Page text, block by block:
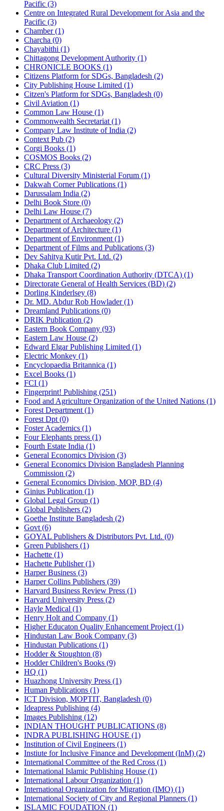
Pacific (3)
Centre on Integrated Rural Development for Asia and the
Pacific (3)
Chamber (1)
Charcha (0)
Chayabithi (1)
Chittagong Development Authority (1)
CHRONICLE BOOKS (1)
Citizens Platform for SDGs, Bangladesh (2)
City Publishing House Limited (1)
Citzen's Platform for SDGs, Bangladesh (0)
Civil Aviation (1)
Common Law House (1)
Commonwealth Secretariat (1)
Company Law Institute of India (2)
Context Pub (2)
Corgi Books (1)
COSMOS Books (2)
CRC Press (3)
Cultural Diversity Ministerial Forum (1)
Dakwah Corner Publications (1)
Darussalam India (2)
Delhi Book Store (0)
Delhi Law House (7)
Department of Archaeology (2)
Department of Architecture (1)
Department of Environment (1)
Department of Films and Publications (3)
Dev Sahitya Kutir Pvt. Ltd. (2)
Dhaka Club Limited (2)
Dhaka Transport Coordination Authority (DTCA) (1)
Directorate General of Health Services (BD) (2)
Dorling Kinderlsey (8)
Dr. MD. Abdur Rob Howlader (1)
Dreamland Publications (0)
DRIK Publication (2)
Eastern Book Company (93)
Eastern Law House (2)
Edward Elgar Publishing Limited (1)
Electric Monkey (1)
Encyclopaedia Britannica (1)
Excel Books (1)
FCI (1)
Fingerprint! Publishing (251)
Food and Agriculture Organization of the United Nations (1)
Forest Department (1)
Forest Dpt (0)
Foster Academics (1)
Four Elephants press (1)
Fourth Estate India (1)
General Economics Division (3)
General Economics Division Bangladesh Planning
Commission (2)
General Economics Division, MOP, BD (4)
Ginius Publication (1)
Global Legal Group (1)
Global Publishers (2)
Goethe Institute Bangladesh (2)
Govt (6)
GOYAL Publishers & Distributors Pvt. Ltd. (0)
Green Publishers (1)
Hachette (1)
Hachette Publisher (1)
Harper Business (3)
Harper Collins Publishers (39)
Harvard Business Review Press (1)
Harvard University Press (2)
Hayle Medical (1)
Henry Holt and Company (1)
Higher Educaton Quality Enhancement Project (1)
Hindustan Law Book Company (3)
Hindustan Publications (1)
Hodder & Stoughton (8)
Hodder Children's Books (9)
HQ (1)
Huazhong University Press (1)
Human Publications (1)
ICT Division, MOPTIT, Bangladesh (0)
Ideapress Publishing (4)
Images Publishing (12)
INDIAN THOUGHT PUBLICATIONS (8)
INDRA PUBLISHING HOUSE (1)
Institution of Civil Engineers (1)
Instiute for Inclusive Finance and Development (InM) (2)
International Committee of the Red Cross (1)
International Islamic Publishing House (1)
International Labour Organization (1)
International Organization for Migration (IMO) (1)
International Society of City and Regional Planners (1)
ISLAMIC FOUDATION (1)